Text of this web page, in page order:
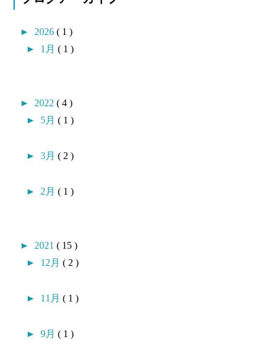
► 2026( 1 )
► 1月( 1 )
► 2022( 4 )
► 5月( 1 )
►3月( 2 )
► 2月( 1 )
► 2021( 15 )
► 12月( 2 )
► 11月( 1 )
►9月( 1 )